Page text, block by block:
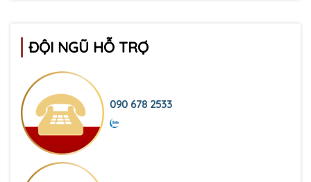
ĐỘI NGŨ HỖ TRỢ
090 678 2533